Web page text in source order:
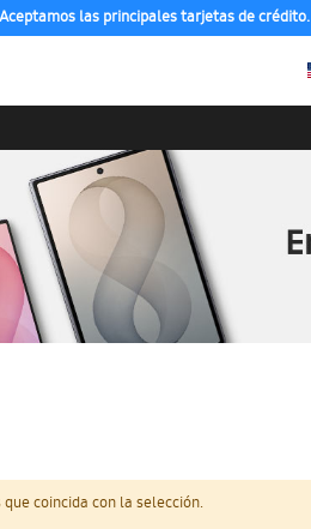
Aceptamos las principales tarjetas de crédito.
coincida con la selección.